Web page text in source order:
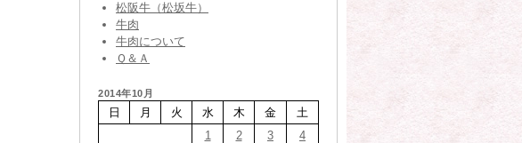
松阪牛（松坂牛）
牛肉
牛肉について
Ｑ＆Ａ
2014年10月
日 月 火 水 木 金
土
1
2 3
4